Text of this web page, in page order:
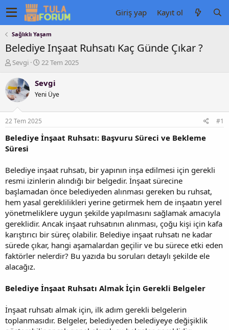
Giriş yap Kayıt ol
Sağlıklı Yaşam
Belediye Inşaat Ruhsatı Kaç Günde Çıkar ?
K
n
u
y
b
a
ş
l
a
a
n
Sevgi
B
ş
a
g
ç
i
h
i
22 Tem 2025
Sevgi
Yeni Üye
22 Tem 2025 #1
Belediye İnşaat Ruhsatı: Başvuru Süreci ve Bekleme
Süresi
Belediye inşaat ruhsatı, bir yapının inşa edilmesi için gerekli
resmi izinlerin alındığı bir belgedir. İnşaat sürecine
başlamadan önce belediyeden alınması gereken bu ruhsat,
hem yasal gereklilikleri yerine getirmek hem de inşaatın yerel
yönetmeliklere uygun şekilde yapılmasını sağlamak amacıyla
gereklidir. Ancak inşaat ruhsatının alınması, çoğu kişi için kafa
karıştırıcı bir süreç olabilir. Belediye inşaat ruhsatı ne kadar
sürede çıkar, hangi aşamalardan geçilir ve bu sürece etki eden
faktörler nelerdir? Bu yazıda bu soruları detaylı şekilde ele
alacağız.
Belediye İnşaat Ruhsatı Almak İçin Gerekli Belgeler
İnşaat ruhsatı almak için, ilk adım gerekli belgelerin
toplanmasıdır. Belgeler, belediyeden belediyeye değişiklik